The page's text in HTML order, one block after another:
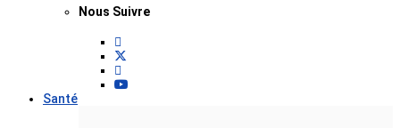
Nous Suivre
Santé